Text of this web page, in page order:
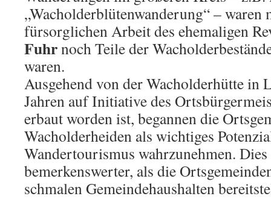
„Wacholderblütenwanderung“ –
fürsorglichen Arbeit des ehemaligen
Fuhrnoch Teile der
waren.
Ausgehend von der Wacholderhütte in
Jahren auf Initiative des
erbaut worden ist, begannen die
Wacholderheiden als wichtiges
Wandertourismus wahrzunehmen.
bemerkenswerter, als die
schmalen Gemeindehaushalten